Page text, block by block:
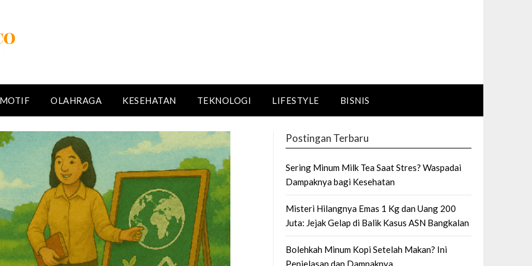
OLAHRAGA KESEHATAN TEKNOLOGI LIFESTYLE BISNIS
Postingan Terbaru
Sering Minum Milk Tea Saat Stres? Waspadai
Dampaknya bagi Kesehatan
Misteri Hilangnya Emas 1 Kg dan Uang 200
Juta: Jejak Gelap di Balik Kasus ASN Bangkalan
Bolehkah Minum Kopi Setelah Makan? Ini
Penjelasan dan Dampaknya